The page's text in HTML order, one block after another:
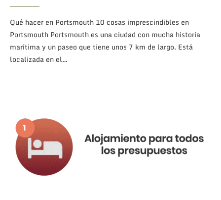
Qué hacer en Portsmouth 10 cosas imprescindibles en
Portsmouth Portsmouth es una ciudad con mucha historia
marítima y un paseo que tiene unos 7 km de largo. Está
localizada en el…